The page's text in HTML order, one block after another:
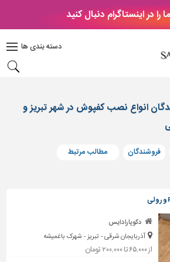
ما را در اینستاگرام دنبال کنید
دسته بندی ها
انواع نصب کفپوش در شهر تبریز و
فروشندگان مطالب مرتبط
دکوپارادایس
آذربایجان شرقی - تبریز - شهرک باغمیشه
از ۶۵,۰۰۰ تا ۲۰۰,۰۰۰ تومان